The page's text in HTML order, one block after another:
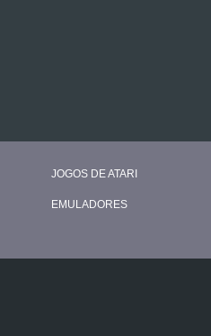
JOGOS DE ATARI
EMULADORES